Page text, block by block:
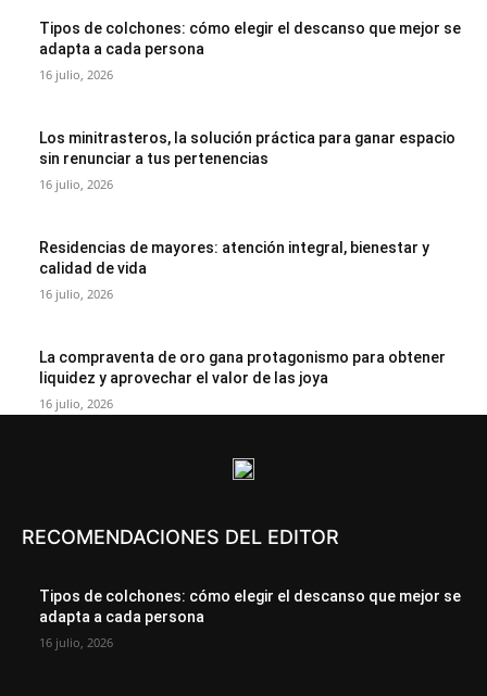
Tipos de colchones: cómo elegir el descanso que mejor se
adapta a cada persona
16 julio, 2026
Los minitrasteros, la solución práctica para ganar espacio
sin renunciar a tus pertenencias
16 julio, 2026
Residencias de mayores: atención integral, bienestar y
calidad de vida
16 julio, 2026
La compraventa de oro gana protagonismo para obtener
liquidez y aprovechar el valor de las joya
16 julio, 2026
RECOMENDACIONES DEL EDITOR
Tipos de colchones: cómo elegir el descanso que mejor se
adapta a cada persona
16 julio, 2026